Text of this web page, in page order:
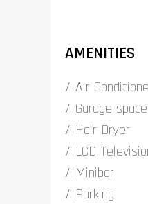
AMENITIES
Air
Garage space
Hair Dryer
LCD
Minibar
Parking